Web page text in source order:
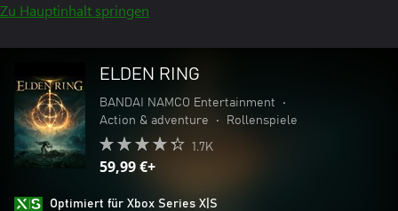
Zu Hauptinhalt springen
ELDEN RING
BANDAI NAMCO Entertainment
•
Action & adventure
• Rollenspiele
1.7K
59,99 €+
Optimiert für Xbox Series X|S